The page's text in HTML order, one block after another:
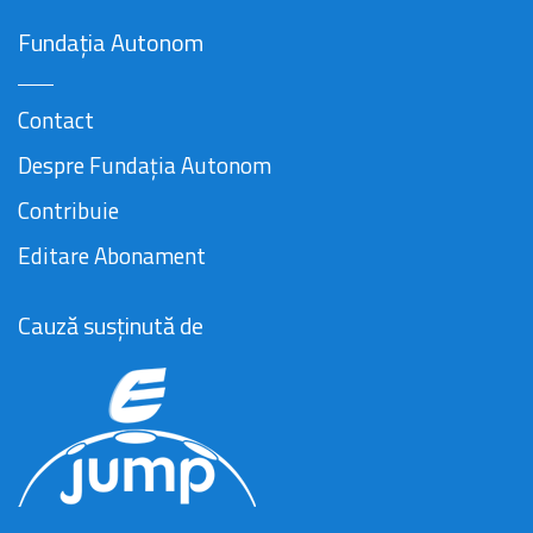
Fundația Autonom
Contact
Despre Fundația Autonom
Contribuie
Editare Abonament
Cauză susținută de